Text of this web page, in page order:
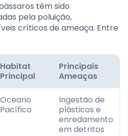
têm sido
pela poluição,
críticos de ameaça. Entre
Habitat
Principal
Principais
Ameaças
Oceano
Pacífico
Ingestão de
plásticos e
enredamento
em detritos